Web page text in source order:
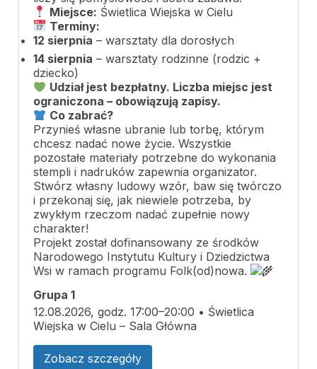
Miejsce: Świetlica Wiejska w Cielu
Terminy:
12 sierpnia – warsztaty dla dorosłych
14 sierpnia – warsztaty rodzinne (rodzic +
dziecko)
Udział jest bezpłatny. Liczba miejsc jest
ograniczona – obowiązują zapisy.
Co zabrać?
Przynieś własne ubranie lub torbę, którym
chcesz nadać nowe życie. Wszystkie
pozostałe materiały potrzebne do wykonania
stempli i nadruków zapewnia organizator.
Stwórz własny ludowy wzór, baw się twórczo
i przekonaj się, jak niewiele potrzeba, by
zwykłym rzeczom nadać zupełnie nowy
charakter!
Projekt został dofinansowany ze środków
Narodowego Instytutu Kultury i Dziedzictwa
Wsi w ramach programu Folk(od)nowa.
Grupa 1
12.08.2026, godz. 17:00–20:00 • Świetlica
Wiejska w Cielu – Sala Główna
Zobacz szczegóły